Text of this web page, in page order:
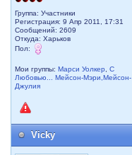
Группа: Участники
Регистрация: 9 Апр 2011, 17:31
Сообщений: 2609
Откуда: Харьков
Пол:
Мои группы:Марси Уолкер ,С
Любовью... Мейсон-Мэри,Мейсон-
Джулия
Vicky